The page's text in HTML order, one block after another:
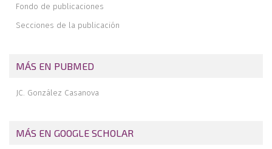
Fondo de publicaciones
Secciones de la publicación
MÁS EN PUBMED
JC. González Casanova
MÁS EN GOOGLE SCHOLAR